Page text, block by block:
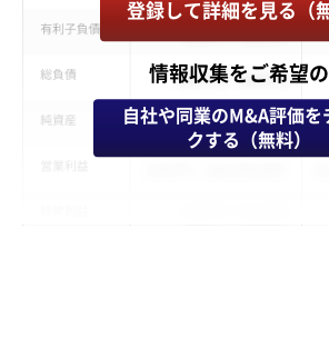
登録して詳細を見る（
情報収集をご希望
自社や同業のM&A評価を
クする（無料）